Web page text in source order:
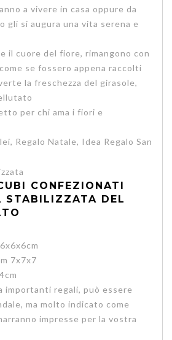
a vivere in casa oppure da
gli si augura una vita serena e
il cuore del fiore, rimangono con
se fossero appena raccolti
la freschezza del girasole,
per chi ama i fiori e
Regalo Natale, Idea Regalo San
CONFEZIONATI
STABILIZZATA DEL
7x7x7
importanti regali, può essere
ma molto indicato come
impresse per la vostra